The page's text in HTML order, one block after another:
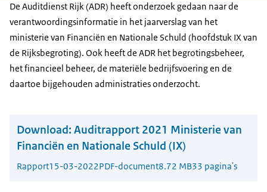
De Auditdienst Rijk (ADR) heeft onderzoek gedaan naar de
verantwoordingsinformatie in het jaarverslag van het
ministerie van Financiën en Nationale Schuld (hoofdstuk IX van
de Rijksbegroting). Ook heeft de ADR het begrotingsbeheer,
het financieel beheer, de materiële bedrijfsvoering en de
daartoe bijgehouden administraties onderzocht.
Download: Auditrapport 2021 Ministerie van
Financiën en Nationale Schuld (IX)
Rapport15-03-2022PDF-document8.72 MB33 pagina's